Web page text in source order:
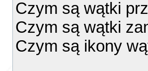
Czym są wątki
Czym są wątki
Czym są ikony